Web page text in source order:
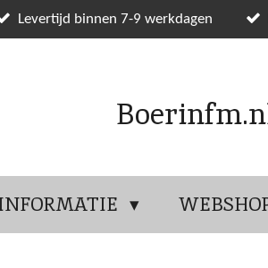
Levertijd binnen 7-9 werkdagen